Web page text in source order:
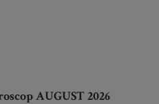
AUGUST 2026